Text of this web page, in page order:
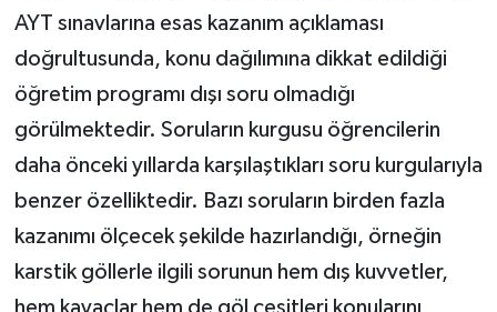
AYT sınavlarına esas kazanım açıklaması
doğrultusunda, konu dağılımına dikkat edildiği
öğretim programı dışı soru olmadığı
görülmektedir. Soruların kurgusu öğrencilerin
daha önceki yıllarda karşılaştıkları soru kurgularıyla
benzer özelliktedir. Bazı soruların birden fazla
kazanımı ölçecek şekilde hazırlandığı, örneğin
karstik göllerle ilgili sorunun hem dış kuvvetler,
hem kayaçlar hem de göl çeşitleri konularını